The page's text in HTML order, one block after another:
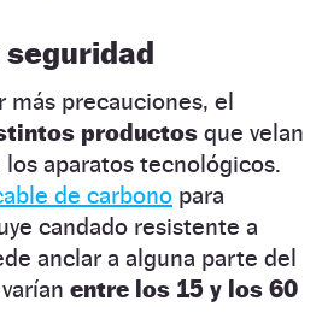
más precauciones, el
productos que velan
aparatos tecnológicos.
de carbono para
candado resistente a
anclar a alguna parte del
entre los 15 y los 60